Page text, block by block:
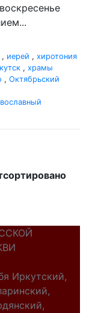
, иерей , хиротония
, храмы
, Октябрьский
Иркутский,